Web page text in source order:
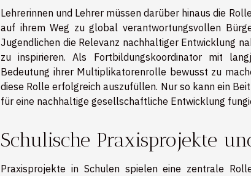
Lehrerinnen und Lehrer müssen darüber hinaus die
auf ihrem Weg zu global verantwortungsvollen
Jugendlichen die Relevanz nachhaltiger Entwicklung
zu inspirieren. Als Fortbildungskoordinator mit
Bedeutung ihrer Multiplikatorenrolle bewusst zu
diese Rolle erfolgreich auszufüllen. Nur so kann ein
für eine nachhaltige gesellschaftliche Entwicklung
Schulische Praxisprojekte
Praxisprojekte in Schulen spielen eine zentrale